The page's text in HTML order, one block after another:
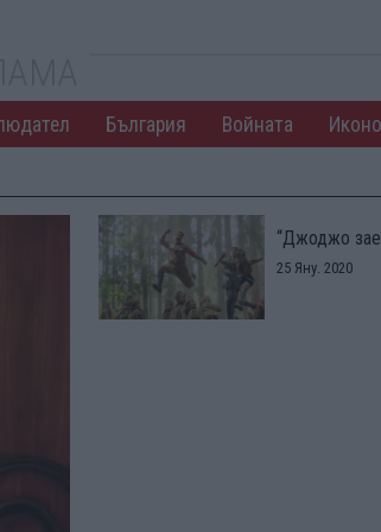
България Войната
“Джоджо
25 Яну. 2020